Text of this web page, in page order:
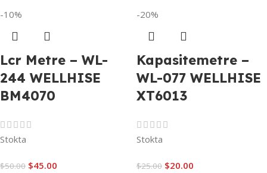
-10%
Lcr Metre – WL-
244 WELLHISE
BM4070
Stokta
$50.00 $45.00
-20%
Kapasitemetre –
WL-077 WELLHISE
XT6013
Stokta
$25.00 $20.00